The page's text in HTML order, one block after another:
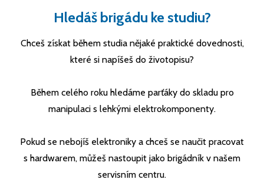
Hledáš brigádu ke studiu?
Chceš získat během studia nějaké praktické dovednosti,
které si napíšeš do životopisu?
Během celého roku hledáme parťáky do skladu pro
manipulaci s lehkými elektrokomponenty.
Pokud se nebojíš elektroniky a chceš se naučit pracovat
s hardwarem, můžeš nastoupit jako brigádník v našem
servisním centru.